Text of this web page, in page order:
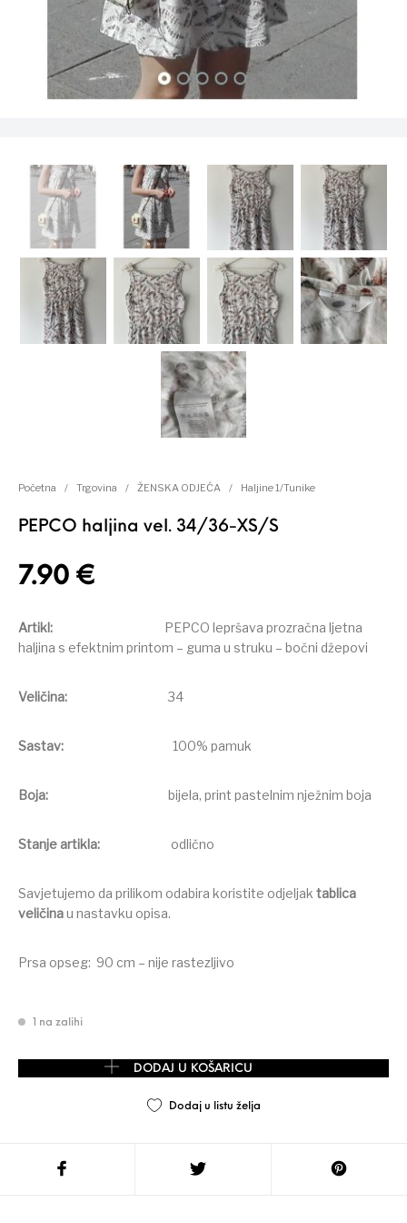
Kategorije proizvoda
Početna / Trgovina / ŽENSKA ODJEĆA / Haljine 1/Tunike
PEPCO haljina vel. 34/36-XS/S
7.90€
Artikl: PEPCO lepršava prozračna ljetna
haljina s efektnim printom – guma u struku – bočni džepovi
Veličina: 34
Sastav: 100% pamuk
Boja:bijela, print pastelnim nježnim boja
Stanje artikla: odlično
Savjetujemo da prilikom odabira koristite odjeljaktablica
veličinau nastavku opisa.
Prsa opseg: 90 cm – nije rastezljivo
1 na zalihi
PEPCO haljina vel. 34/36-XS/S količina
DODAJ U KOŠARICU
Dodaj u listu želja